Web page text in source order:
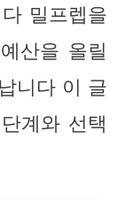
밀프렙을
산을 올릴
니다 이 글
계와 선택